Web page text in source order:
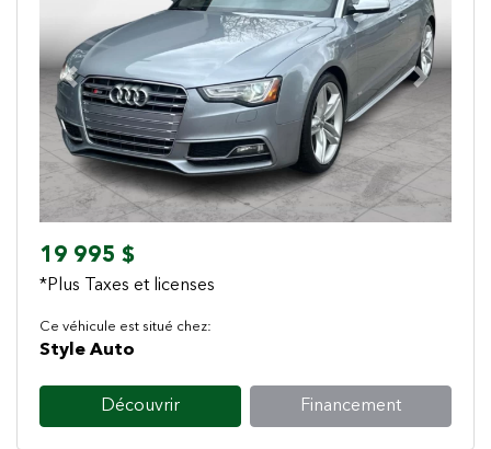
Previous Next
19 995 $
*Plus Taxes et licenses
Ce véhicule est situé chez:
Style Auto
Découvrir Financement